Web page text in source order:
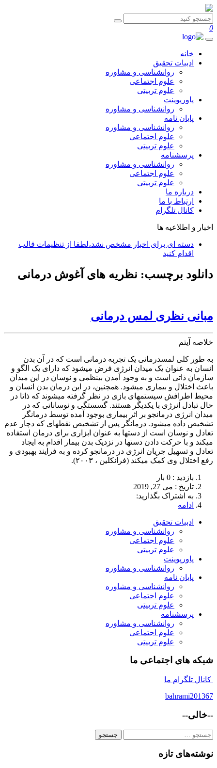
0
خانه
ادبیات تحقیق
روانشناسی و مشاوره
علوم اجتماعی
علوم تربیتی
پاورپوینت
روانشناسی و مشاوره
پایان نامه
روانشناسی و مشاوره
علوم اجتماعی
علوم تربیتی
پرسشنامه
روانشناسی و مشاوره
علوم اجتماعی
علوم تربیتی
درباره ما
ارتباط با ما
کانال تلگرام
اخبار و اطلاعیه ها
دسته ای برای اخبار مشخص نشد،لطفا از تنظیمات قالب
اقدام کنید
دانلود برچسب: نظریه های آغوش درمانی
مبانی نظری لمس درمانی
خلاصه آیتم
به طور کلی لمس‏درمانی یک تجربه درمانی است که در آن بدن
انسان به عنوان یک میدان انرژی فرض می‏شود که دارای یک الگو و
سازمان ذاتی است و به وجود آمدن بی‏نظمی و نوسان در این میدان
باعث اختلال و بیماری می‏شود. همچنین، در این درمان بدن انسان و
محیط اطرافش سیستم‏های بازی در نظر گرفته می‏شوند که ذاتا در
حال تبادل انرژی با یکدیگر هستند. گسستگی و نوساناتی که در
میدان انرژی درمان‏جو بر اثر بیماری بوجود آمده توسط درمان‏گر
تشخیص داده می‏شود. درمان‏گر پس از تشخیص نقطه‏ای که دچار عدم
تعادل و نوسان است از دست‏ها به عنوان ابزاری برای درمان استفاده
می‏کند و با حرکت دادن دست‏ها در نزدیک بدن بیمار اقدام به ایجاد
تعادل و تسهیل جریان انرژی در درمان‏جو کرده و به فرایند بهبودی و
رفع اختلال وی کمک می‏کند (فرانكلين ، ۲۰۰۳).
بازدید : 0 بار
تاريخ : می 27, 2019
به اشتراک بگذارید:
ادامه
ادبیات تحقیق
روانشناسی و مشاوره
علوم اجتماعی
علوم تربیتی
پاورپوینت
روانشناسی و مشاوره
پایان نامه
روانشناسی و مشاوره
علوم اجتماعی
علوم تربیتی
پرسشنامه
روانشناسی و مشاوره
علوم اجتماعی
علوم تربیتی
شبکه های اجتماعی ما
کانال تلگرام ما
bahrami201367
--خالی--
جستجو
نوشته‌های تازه